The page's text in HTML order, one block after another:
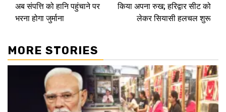
अब संपत्ति को हानि पहुंचाने पर
भरना होगा जुर्माना
किया अपना रुख; हरिद्वार सीट को
लेकर सियासी हलचल शुरू
MORE STORIES